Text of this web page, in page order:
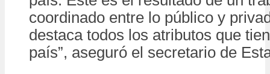
coordinado entre lo público y
destaca todos los atributos que
país”, aseguró el secretario de